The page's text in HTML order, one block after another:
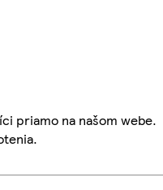
priamo na našom webe.